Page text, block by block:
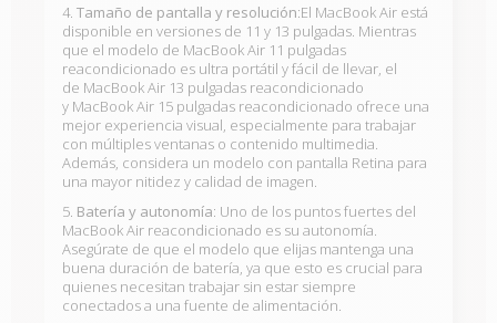
4. Tamaño de pantalla y resolución:El MacBook Air está
disponible en versiones de 11 y 13 pulgadas. Mientras
que el modelo de MacBook Air 11 pulgadas
reacondicionado es ultra portátil y fácil de llevar, el
de MacBook Air 13 pulgadas reacondicionado
y MacBook Air 15 pulgadas reacondicionado ofrece una
mejor experiencia visual, especialmente para trabajar
con múltiples ventanas o contenido multimedia.
Además, considera un modelo con pantalla Retina para
una mayor nitidez y calidad de imagen.
5. Batería y autonomía: Uno de los puntos fuertes del
MacBook Air reacondicionado es su autonomía.
Asegúrate de que el modelo que elijas mantenga una
buena duración de batería, ya que esto es crucial para
quienes necesitan trabajar sin estar siempre
conectados a una fuente de alimentación.